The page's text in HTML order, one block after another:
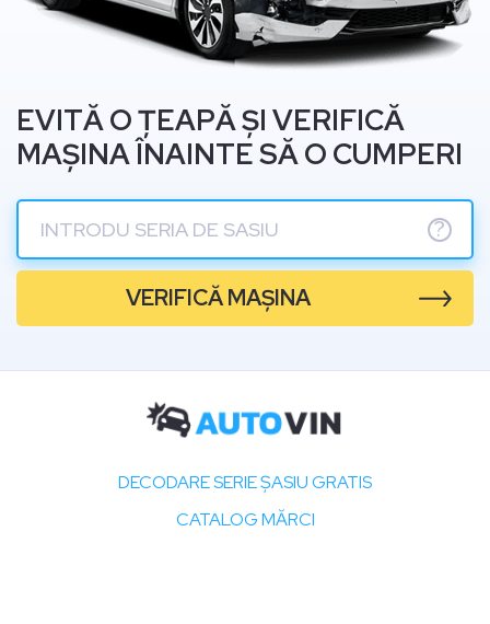
EVITĂ O ȚEAPĂ ȘI VERIFICĂ
MAȘINA ÎNAINTE SĂ O CUMPERI
?
VERIFICĂ MAȘINA
DECODARE SERIE ȘASIU GRATIS
CATALOG MĂRCI